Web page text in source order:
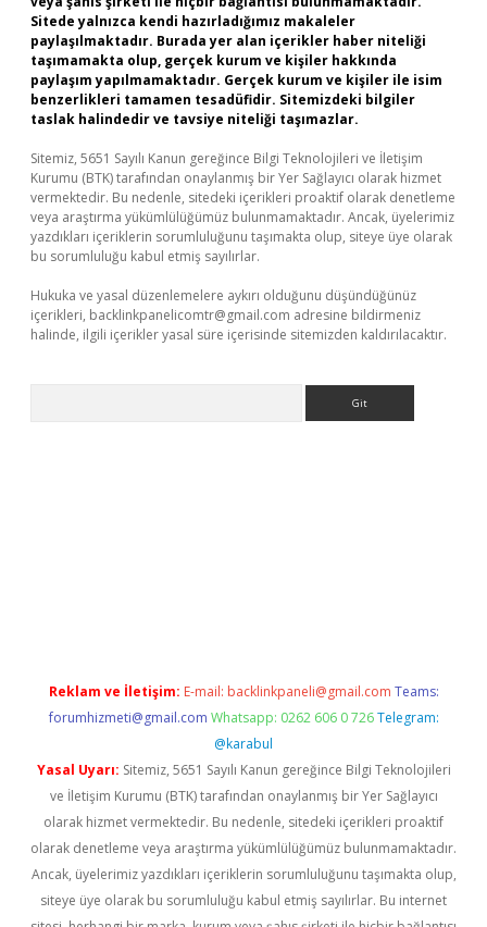
Sitede yalnızca kendi hazırladığımız makaleler
paylaşılmaktadır. Burada yer alan içerikler haber niteliği
taşımamakta olup, gerçek kurum ve kişiler hakkında
paylaşım yapılmamaktadır. Gerçek kurum ve kişiler ile isim
benzerlikleri tamamen tesadüfidir. Sitemizdeki bilgiler
taslak halindedir ve tavsiye niteliği taşımazlar.
Sitemiz, 5651 Sayılı Kanun gereğince Bilgi Teknolojileri ve İletişim
Kurumu (BTK) tarafından onaylanmış bir Yer Sağlayıcı olarak hizmet
vermektedir. Bu nedenle, sitedeki içerikleri proaktif olarak denetleme
veya araştırma yükümlülüğümüz bulunmamaktadır. Ancak, üyelerimiz
yazdıkları içeriklerin sorumluluğunu taşımakta olup, siteye üye olarak
bu sorumluluğu kabul etmiş sayılırlar.
Hukuka ve yasal düzenlemelere aykırı olduğunu düşündüğünüz
içerikleri, backlinkpanelicomtr@gmail.com adresine bildirmeniz
halinde, ilgili içerikler yasal süre içerisinde sitemizden kaldırılacaktır.
Reklam ve İletişim: E-mail: backlinkpaneli@gmail.com Teams:
forumhizmeti@gmail.com Whatsapp: 0262 606 0 726 Telegram:
@karabul
Yasal Uyarı: Sitemiz, 5651 Sayılı Kanun gereğince Bilgi Teknolojileri
ve İletişim Kurumu (BTK) tarafından onaylanmış bir Yer Sağlayıcı
olarak hizmet vermektedir. Bu nedenle, sitedeki içerikleri proaktif
olarak denetleme veya araştırma yükümlülüğümüz bulunmamaktadır.
Ancak, üyelerimiz yazdıkları içeriklerin sorumluluğunu taşımakta olup,
siteye üye olarak bu sorumluluğu kabul etmiş sayılırlar. Bu internet